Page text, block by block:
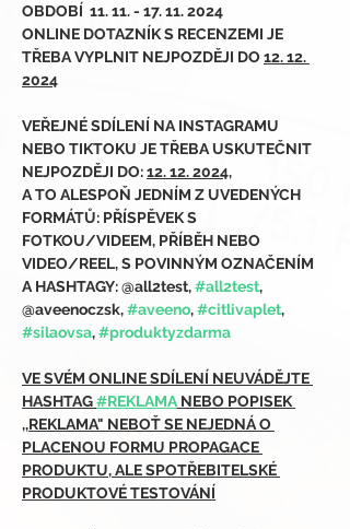
OBDOBÍ  11. 11. - 17. 11. 2024
ONLINE DOTAZNÍK S RECENZEMI JE
TŘEBA VYPLNIT NEJPOZDĚJI DO 12. 12.
2024
VEŘEJNÉ SDÍLENÍ NA INSTAGRAMU
NEBO TIKTOKU JE TŘEBA USKUTEČNIT
NEJPOZDĚJI DO: 12. 12. 2024,
A TO ALESPOŇ JEDNÍM Z UVEDENÝCH
FORMÁTŮ: PŘÍSPĚVEK S
FOTKOU/VIDEEM, PŘÍBĚH NEBO
VIDEO/REEL, S POVINNÝM OZNAČENÍM
A HASHTAGY: @all2test, #all2test,
@aveenoczsk, #aveeno, #citlivaplet,
#silaovsa, #produktyzdarma
VE SVÉM ONLINE SDÍLENÍ NEUVÁDĚJTE
HASHTAG #REKLAMA NEBO POPISEK
,,REKLAMA" NEBOŤ SE NEJEDNÁ O
PLACENOU FORMU PROPAGACE
PRODUKTU, ALE SPOTŘEBITELSKÉ
PRODUKTOVÉ TESTOVÁNÍ